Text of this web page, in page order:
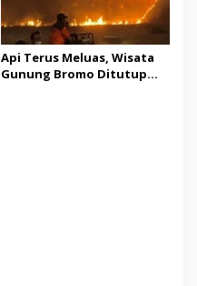
Api Terus Meluas, Wisata
Gunung Bromo Ditutup